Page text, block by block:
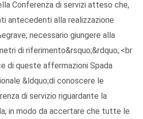
Conferenza di servizi atteso che,
antecedenti alla realizzazione
necessario giungere alla
di riferimento&rsquo;&rdquo;.<br
di queste affermazioni Spada
&ldquo;di conoscere le
di servizio riguardante la
in modo da accertare che tutte le